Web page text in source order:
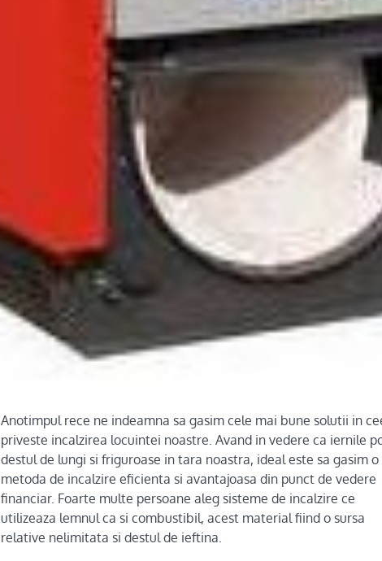
Anotimpul rece ne indeamna sa gasim cele mai bune solutii in
priveste incalzirea locuintei noastre. Avand in vedere ca iernile
destul de lungi si friguroase in tara noastra, ideal este sa gasim o
metoda de incalzire eficienta si avantajoasa din punct de vedere
financiar. Foarte multe persoane aleg sisteme de incalzire ce
utilizeaza lemnul ca si combustibil, acest material fiind o sursa
relative nelimitata si destul de ieftina.